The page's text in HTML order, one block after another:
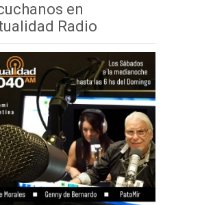
arriba/abajo
para
aumentar
disminuir
el
volumen.
en
Radio